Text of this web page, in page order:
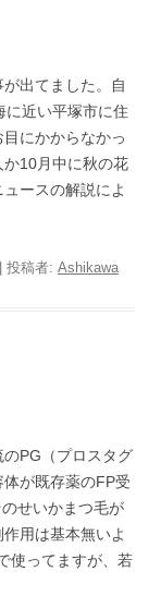
出てました。自
に近い平塚市に住
にかからなかっ
10月中に秋の花
ースの解説によ
投稿者: Ashikawa
PG（プロスタグ
が既存薬のFP受
せいかまつ毛が
用は基本無いよ
使ってますが、若